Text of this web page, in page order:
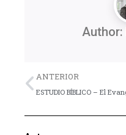
Author:
Previo
ANTERIOR